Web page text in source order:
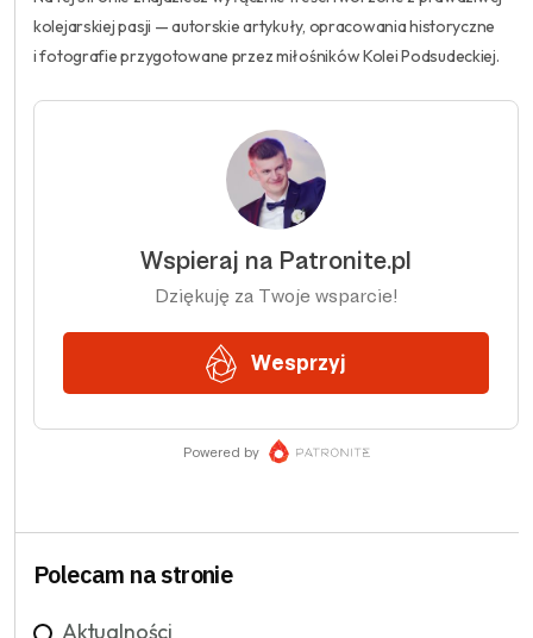
kolejarskiej pasji — autorskie artykuły, opracowania historyczne
i fotografie przygotowane przez miłośników Kolei Podsudeckiej.
Polecam na stronie
Aktualności